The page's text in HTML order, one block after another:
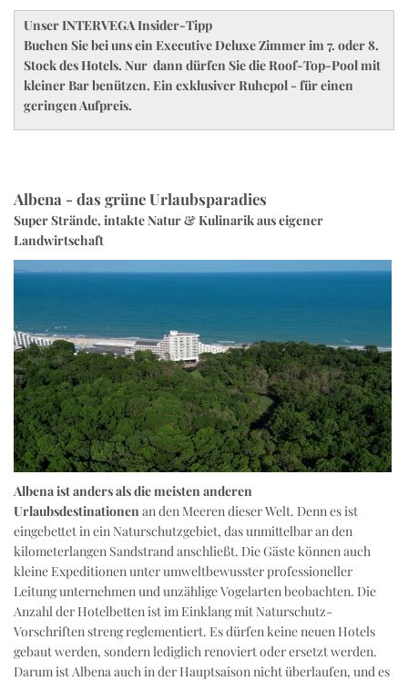
Unser INTERVEGA Insider-Tipp
Buchen Sie bei uns ein Executive Deluxe Zimmer im 7. oder 8.
Stock des Hotels. Nur dann dürfen Sie die Roof-Top-Pool mit
kleiner Bar benützen. Ein exklusiver Ruhepol - für einen
geringen Aufpreis.
Albena - das grüne Urlaubsparadies
Super Strände, intakte Natur & Kulinarik aus eigener
Landwirtschaft
Albena ist anders als die meisten anderen
Urlaubsdestinationen an den Meeren dieser Welt. Denn es ist
eingebettet in ein Naturschutzgebiet, das unmittelbar an den
kilometerlangen Sandstrand anschließt. Die Gäste können auch
kleine Expeditionen unter umweltbewusster professioneller
Leitung unternehmen und unzählige Vogelarten beobachten. Die
Anzahl der Hotelbetten ist im Einklang mit Naturschutz-
Vorschriften streng reglementiert. Es dürfen keine neuen Hotels
gebaut werden, sondern lediglich renoviert oder ersetzt werden.
Darum ist Albena auch in der Hauptsaison nicht überlaufen, und es